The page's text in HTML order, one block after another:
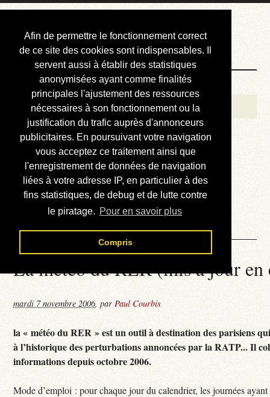
Afin de permettre le fonctionnement correct
de ce site des cookies sont indispensables. Il
servent aussi à établir des statistiques
anonymisées ayant comme finalités
principales l'ajustement des ressources
nécessaires à son fonctionnement ou la
justification du trafic auprès d'annonceurs
publicitaires. En poursuivant votre navigation
vous acceptez ce traitement ainsi que
l'enregistrement de données de navigation
liées à votre adresse IP, en particulier à des
fins statistiques, de debug et de lutte contre
le piratage. Pour en savoir plus
Compris
Courbis, « LE »
Blog Officiel
Bienvenue
Réalisations
Divers (et d’été)
Annonces
Liens externes
Téléchargement
Contact
La météo du RER (mis à jour
mardi 7 novembre 2006,parPaul Courbis
la « météo du RER » est un outil à destination des parisiens
à l’historique des perturbations annoncées par la RATP... Il
informations depuis octobre 2006.
Mode d’emploi : pour chaque jour du calendrier, les journées